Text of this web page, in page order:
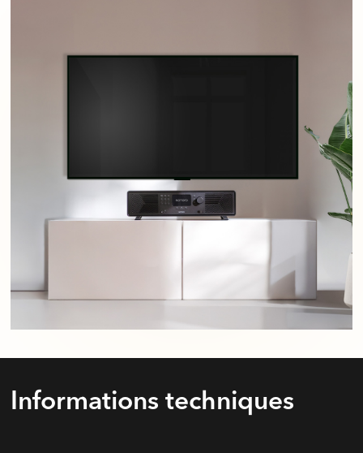
Informations techniques